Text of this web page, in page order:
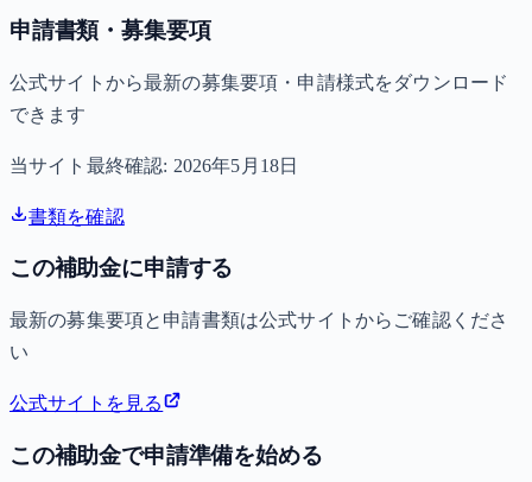
申請書類・募集要項
公式サイトから最新の募集要項・申請様式をダウンロード
できます
当サイト最終確認: 2026年5月18日
書類を確認
この補助金に申請する
最新の募集要項と申請書類は公式サイトからご確認くださ
い
公式サイトを見る
この補助金で申請準備を始める